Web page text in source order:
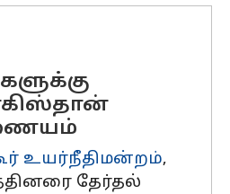
உயர்நீதிமன்றம்,
தேர்தல்